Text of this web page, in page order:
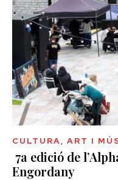
CULTURA, ART I
7a edició de
Engordany